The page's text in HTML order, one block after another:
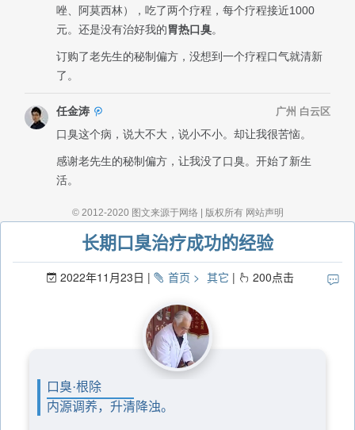
长期口臭治疗成功的经验
2022年11月23日 首页 其它 200点击
口臭·根除
内源调养，升清降浊。